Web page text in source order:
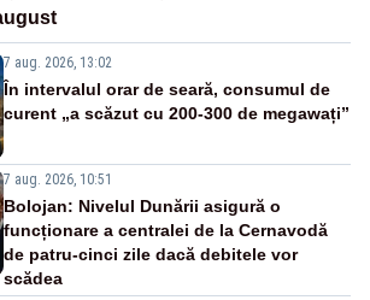
7 aug. 2026, 13:02
În intervalul orar de seară, consumul de
curent „a scăzut cu 200-300 de megawați”
7 aug. 2026, 10:51
Bolojan: Nivelul Dunării asigură o
funcționare a centralei de la Cernavodă
de patru-cinci zile dacă debitele vor
scădea